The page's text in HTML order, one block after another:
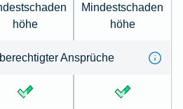
höhe
Mindestschaden
höhe
Ansprüche